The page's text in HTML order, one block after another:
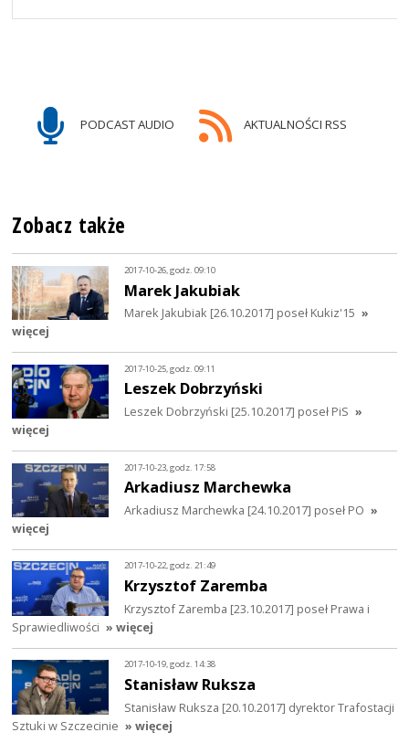
PODCAST AUDIO AKTUALNOŚCI RSS
Zobacz także
2017-10-26, godz. 09:10
Marek Jakubiak
Marek Jakubiak [26.10.2017] poseł Kukiz'15 »
więcej
2017-10-25, godz. 09:11
Leszek Dobrzyński
Leszek Dobrzyński [25.10.2017] poseł PiS »
więcej
2017-10-23, godz. 17:58
Arkadiusz Marchewka
Arkadiusz Marchewka [24.10.2017] poseł PO »
więcej
2017-10-22, godz. 21:49
Krzysztof Zaremba
Krzysztof Zaremba [23.10.2017] poseł Prawa i
Sprawiedliwości » więcej
2017-10-19, godz. 14:38
Stanisław Ruksza
Stanisław Ruksza [20.10.2017] dyrektor Trafostacji
Sztuki w Szczecinie » więcej